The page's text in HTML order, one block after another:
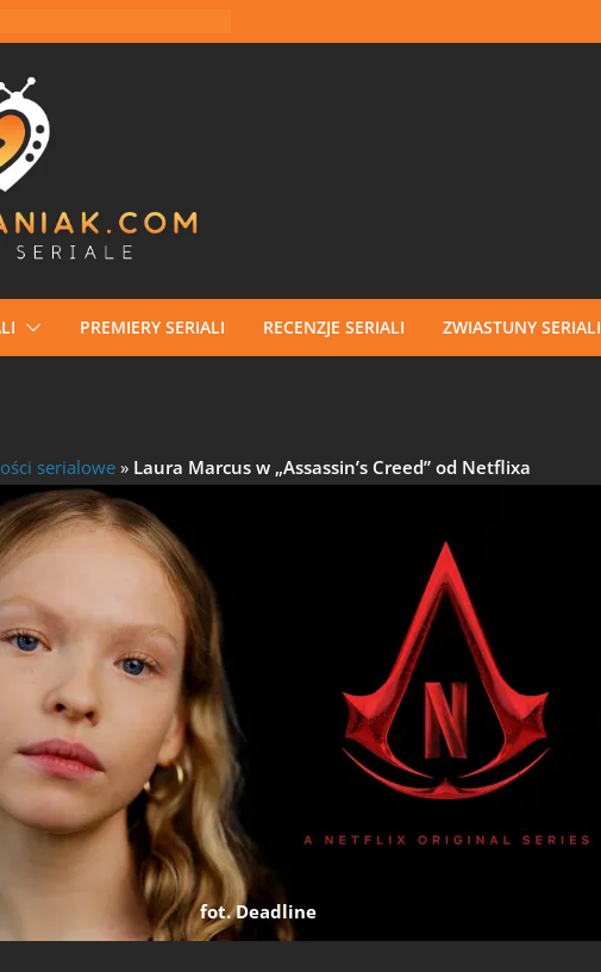
PREMIERY SERIALI RECENZJE SERIALI ZWIASTUNY SERIALI
serialowe» Laura Marcus w „Assassin’s Creed” od Netflixa
fot. Deadline